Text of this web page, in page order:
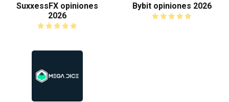
SuxxessFX opiniones
2026
Bybit opiniones 2026